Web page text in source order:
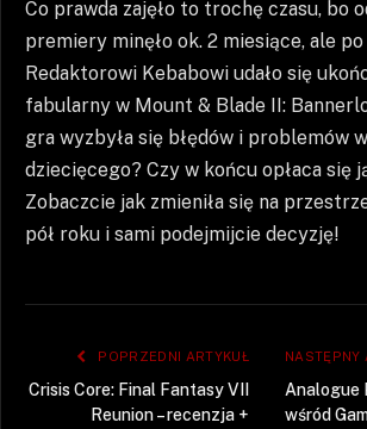
Co prawda zajęło to trochę czasu, bo
premiery minęło ok. 2 miesiące, ale
Redaktorowi Kebabowi udało się
fabularny w Mount & Blade II:
gra wyzbyła się błędów i problemów
dziecięcego? Czy w końcu opłaca się
Zobaczcie jak zmieniła się na
pół roku i sami podejmijcie decyzję!
POPRZEDNI ARTYKUŁ
Crisis Core: Final Fantasy VII
Reunion – recenzja +
NASTĘPNY
Analogue
wśród